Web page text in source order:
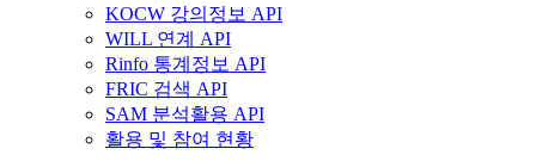
KOCW 강의정보 API
WILL 연계 API
Rinfo 통계정보 API
FRIC 검색 API
SAM 분석활용 API
활용 및 참여 현황